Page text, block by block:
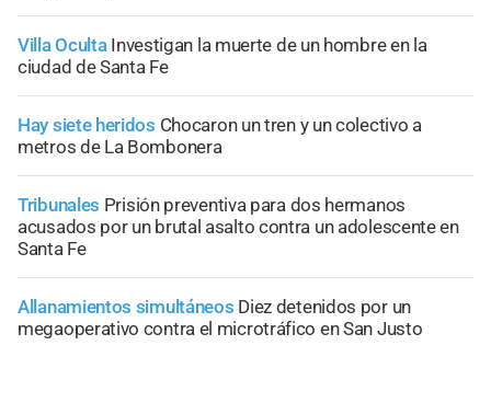
Villa Oculta Investigan la muerte de un hombre en la
ciudad de Santa Fe
Hay siete heridos Chocaron un tren y un colectivo a
metros de La Bombonera
Tribunales Prisión preventiva para dos hermanos
acusados por un brutal asalto contra un adolescente en
Santa Fe
Allanamientos simultáneos Diez detenidos por un
megaoperativo contra el microtráfico en San Justo